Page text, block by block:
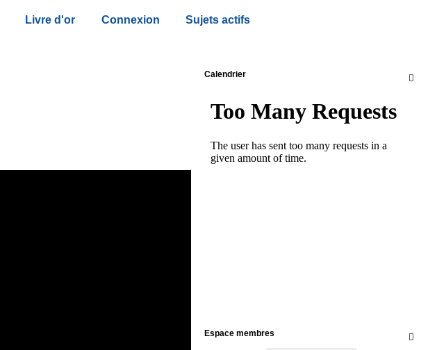
Livre d'or Connexion Sujets actifs

Calendrier

Espace membres